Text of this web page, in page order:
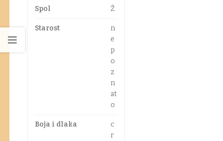
Spol Ž
Starost
n
e
p
o
z
n
at
o
Boja i dlaka
c
r